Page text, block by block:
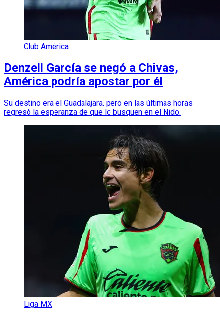
Club América
Denzell García se negó a Chivas,
América podría apostar por él
Su destino era el Guadalajara, pero en las últimas horas
regresó la esperanza de que lo busquen en el Nido.
Liga MX